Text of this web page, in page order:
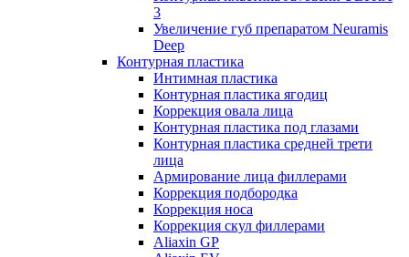
3
Увеличение губ препаратом Neuramis
Deep
Контурная пластика
Интимная пластика
Контурная пластика ягодиц
Коррекция овала лица
Контурная пластика под глазами
Контурная пластика средней трети
лица
Армирование лица филлерами
Коррекция подбородка
Коррекция носа
Коррекция скул филлерами
Aliaxin GP